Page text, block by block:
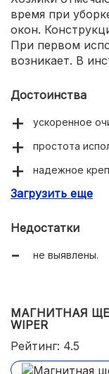
время при
окон.
При первом
возникает. В
Достоинства
ускоренное
простота
надежное
максимальный
Загрузить еще
Недостатки
не выявлены.
МАГНИТНАЯ
WIPER
Рейтинг: 4.5